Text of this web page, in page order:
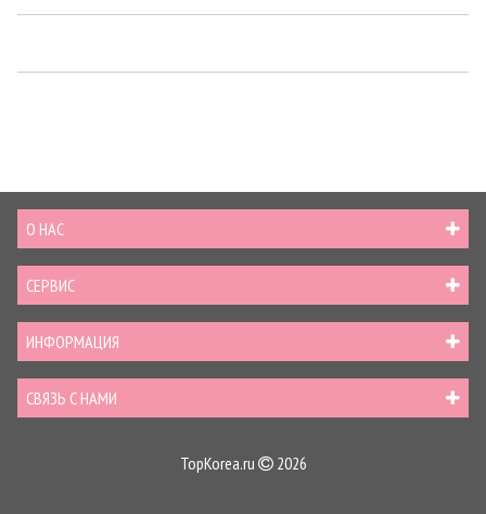
О НАС
СЕРВИС
ИНФОРМАЦИЯ
СВЯЗЬ С НАМИ
TopKorea.ru 2026